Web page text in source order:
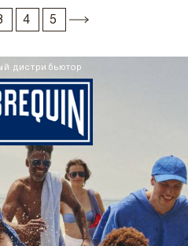
4 5
дистрибьютор